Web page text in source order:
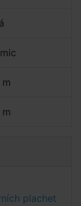
plachet